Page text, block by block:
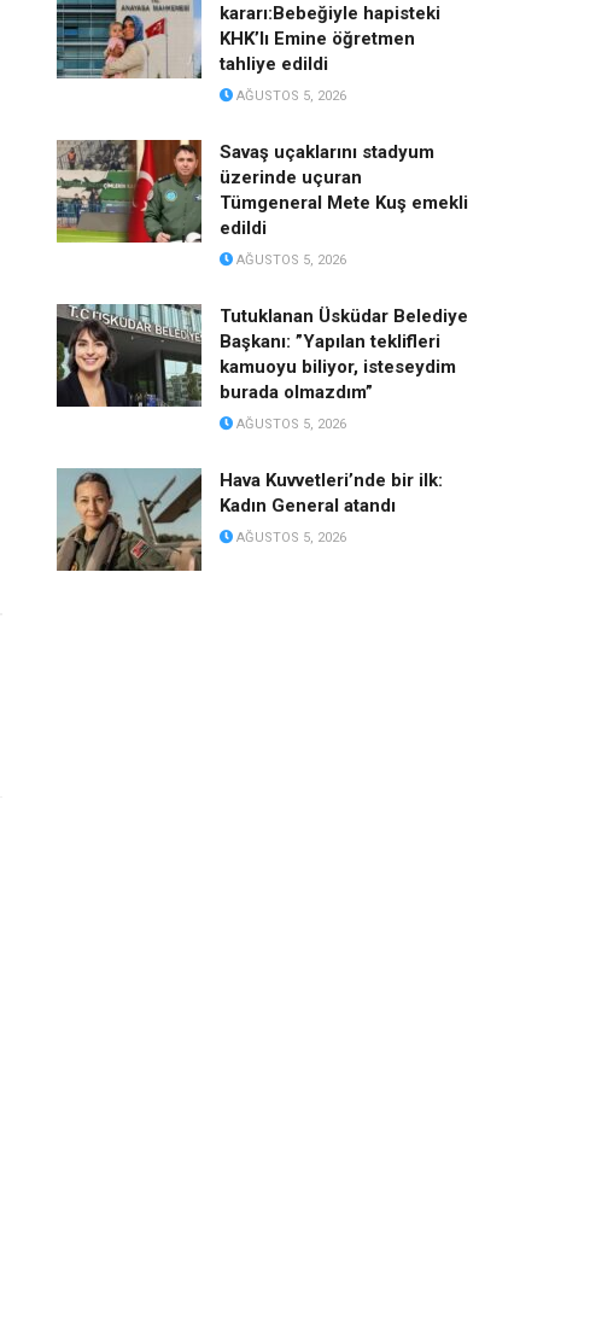
kararı:Bebeğiyle hapisteki
KHK’lı Emine öğretmen
tahliye edildi
AĞUSTOS 5, 2026
Savaş uçaklarını stadyum
üzerinde uçuran
Tümgeneral Mete Kuş emekli
edildi
AĞUSTOS 5, 2026
Tutuklanan Üsküdar Belediye
Başkanı: ”Yapılan teklifleri
kamuoyu biliyor, isteseydim
burada olmazdım”
AĞUSTOS 5, 2026
Hava Kuvvetleri’nde bir ilk:
Kadın General atandı
AĞUSTOS 5, 2026